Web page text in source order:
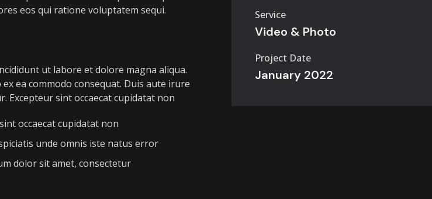
eos qui ratione voluptatem sequi.
ut labore et dolore magna aliqua.
ea commodo consequat. Duis aute irure
sint occaecat cupidatat non
occaecat cupidatat non
unde omnis iste natus error
dolor sit amet, consectetur
Service
Video & Photo
Project Date
January 2022